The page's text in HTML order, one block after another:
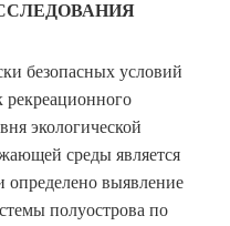
безопасных условий
экологической
среды является
определено выявление
полуострова по